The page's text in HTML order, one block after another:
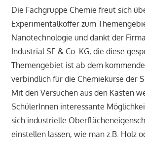
Die Fachgruppe Chemie freut sich
Experimentalkoffer zum
Nanotechnologie und dankt der
Industrial SE & Co. KG, die diese
Themengebiet ist ab dem
verbindlich für die Chemiekurse der
Mit den Versuchen aus den Kästen
SchülerInnen interessante
sich industrielle
einstellen lassen, wie man z.B. Holz